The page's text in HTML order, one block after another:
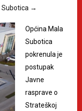
Subotica →
Općina Mala
Subotica
pokrenula je
postupak
Javne
rasprave o
Strateškoj